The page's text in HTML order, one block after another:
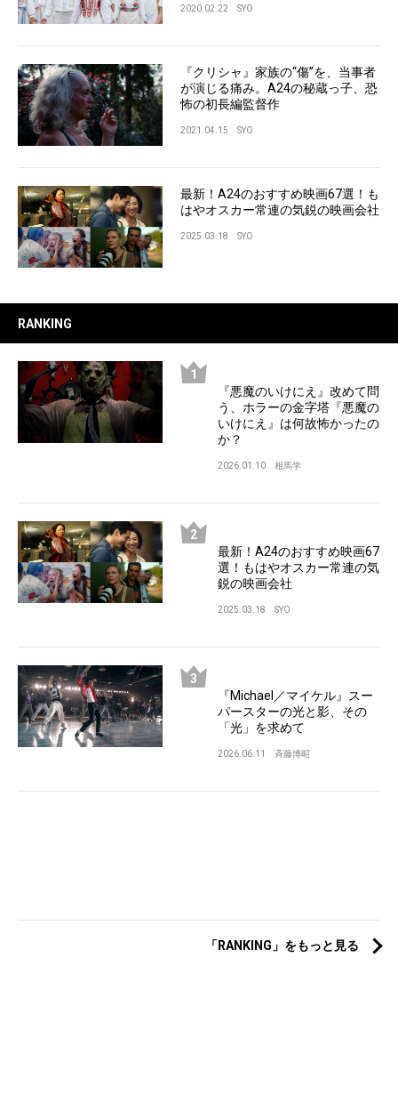
2020.02.22 SYO
『クリシャ』家族の“傷”を、当事者
が演じる痛み。A24の秘蔵っ子、恐
怖の初長編監督作
2021.04.15 SYO
最新！A24のおすすめ映画67選！も
はやオスカー常連の気鋭の映画会社
2025.03.18 SYO
RANKING
『悪魔のいけにえ』改めて問
う、ホラーの金字塔『悪魔の
いけにえ』は何故怖かったの
か？
2026.01.10 相馬学
最新！A24のおすすめ映画67
選！もはやオスカー常連の気
鋭の映画会社
2025.03.18 SYO
『Michael／マイケル』スー
パースターの光と影、その
「光」を求めて
2026.06.11 斉藤博昭
「RANKING」をもっと見る